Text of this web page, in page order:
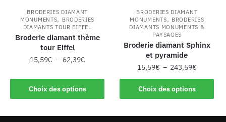
BRODERIES DIAMANT
MONUMENTS, BRODERIES
DIAMANTS TOUR EIFFEL
Broderie diamant thème
tour Eiffel
15,59€ – 62,39€
Choix des options
BRODERIES DIAMANT
MONUMENTS, BRODERIES
DIAMANTS MONUMENTS &
PAYSAGES
Broderie diamant Sphinx
et pyramide
15,59€ – 243,59€
Choix des options